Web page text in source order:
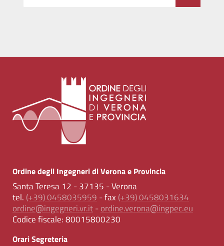
Ordine degli Ingegneri di Verona e Provincia
Santa Teresa 12 - 37135 - Verona
tel. (+39) 0458035959 - fax (+39) 0458031634
ordine@ingegneri.vr.it-ordine.verona@ingpec.eu
Codice fiscale:80015800230
Orari Segreteria